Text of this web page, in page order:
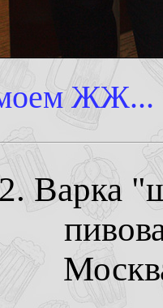
моем ЖЖ...
Варка